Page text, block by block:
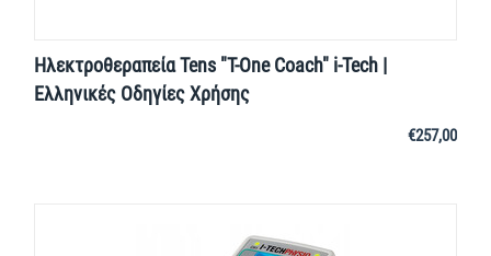
Ηλεκτροθεραπεία Tens "T-One Coach" i-Tech |
Ελληνικές Οδηγίες Χρήσης
€257,00